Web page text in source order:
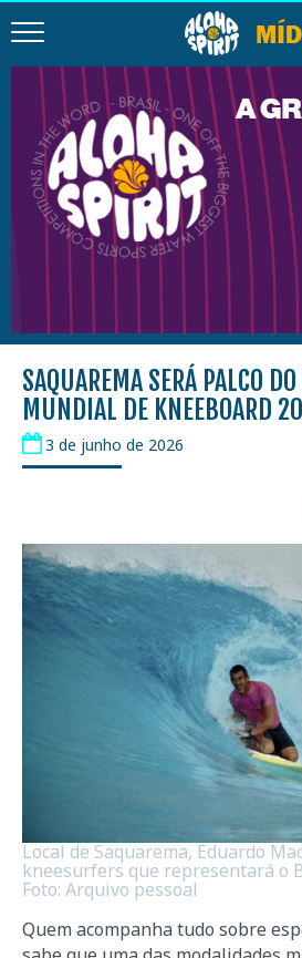
SAQUAREMA SERÁ PALCO
MUNDIAL DE KNEEBOARD
3 de junho de 2026
Local de Saquarema, Eduardo
kneesurfers que representará o
Foto: Arquivo pessoal
Quem acompanha tudo sobre